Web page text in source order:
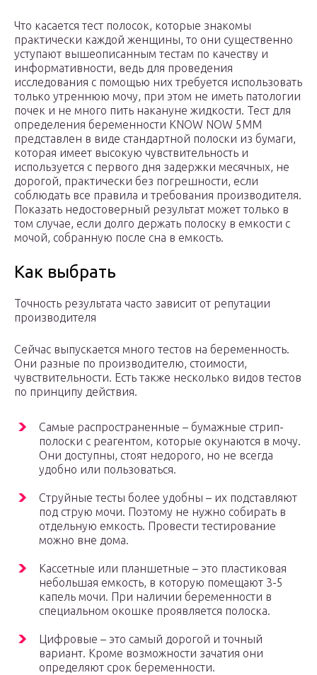
Что касается тест полосок, которые знакомы
практически каждой женщины, то они существенно
уступают вышеописанным тестам по качеству и
информативности, ведь для проведения
исследования с помощью них требуется использовать
только утреннюю мочу, при этом не иметь патологии
почек и не много пить накануне жидкости. Тест для
определения беременности KNOW NOW 5ММ
представлен в виде стандартной полоски из бумаги,
которая имеет высокую чувствительность и
используется с первого дня задержки месячных, не
дорогой, практически без погрешности, если
соблюдать все правила и требования производителя.
Показать недостоверный результат может только в
том случае, если долго держать полоску в емкости с
мочой, собранную после сна в емкость.
Как выбрать
Точность результата часто зависит от репутации
производителя
Сейчас выпускается много тестов на беременность.
Они разные по производителю, стоимости,
чувствительности. Есть также несколько видов тестов
по принципу действия.
Самые распространенные – бумажные стрип-
полоски с реагентом, которые окунаются в мочу.
Они доступны, стоят недорого, но не всегда
удобно или пользоваться.
Струйные тесты более удобны – их подставляют
под струю мочи. Поэтому не нужно собирать в
отдельную емкость. Провести тестирование
можно вне дома.
Кассетные или планшетные – это пластиковая
небольшая емкость, в которую помещают 3-5
капель мочи. При наличии беременности в
специальном окошке проявляется полоска.
Цифровые – это самый дорогой и точный
вариант. Кроме возможности зачатия они
определяют срок беременности.